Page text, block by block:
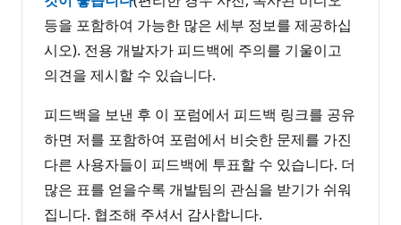
등을 포함하여 가능한 많은 세부 정보를 제공하십
시오). 전용 개발자가 피드백에 주의를 기울이고
의견을 제시할 수 있습니다.
피드백을 보낸 후 이 포럼에서 피드백 링크를 공유
하면 저를 포함하여 포럼에서 비슷한 문제를 가진
다른 사용자들이 피드백에 투표할 수 있습니다. 더
많은 표를 얻을수록 개발팀의 관심을 받기가 쉬워
집니다. 협조해 주셔서 감사합니다.